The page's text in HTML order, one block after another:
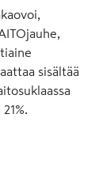
sisältää